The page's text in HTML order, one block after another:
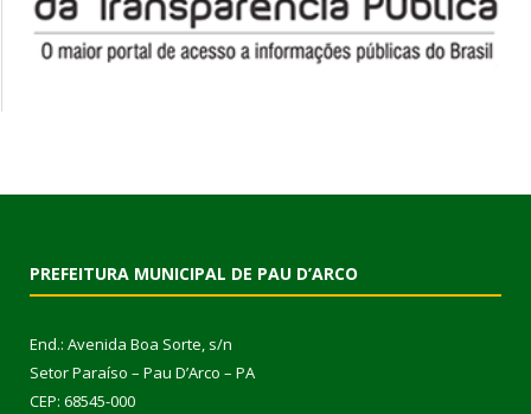
PREFEITURA MUNICIPAL DE PAU D’ARCO
End.: Avenida Boa Sorte, s/n
Setor Paraíso – Pau D’Arco – PA
CEP: 68545-000